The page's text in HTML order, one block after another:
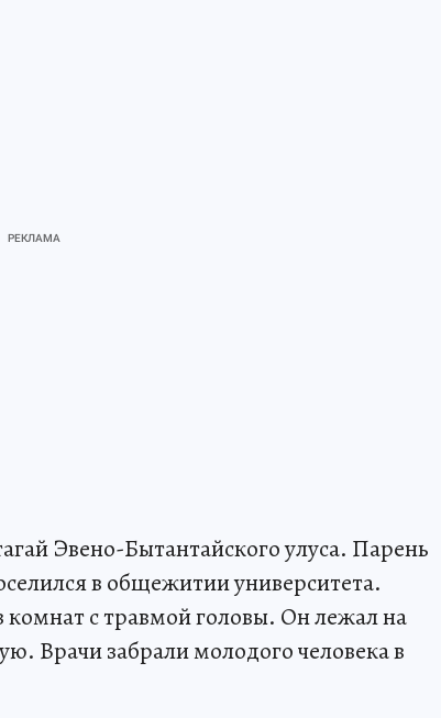
Эвено-Бытантайского улуса. Парень
в общежитии университета.
с травмой головы. Он лежал на
Врачи забрали молодого человека в